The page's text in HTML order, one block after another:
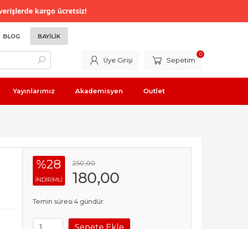
kargo ücretsiz!
BLOG BAYILIK
Üye Girişi Sepetim
0
Yayınlarımız Akademisyen Outlet
%28
INDIRIMLI
250,00
180,00
Temin süresi 4 gündür.